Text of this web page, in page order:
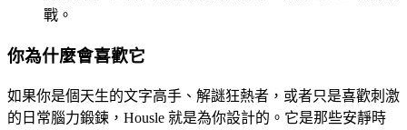
戰。
你為什麼會喜歡它
如果你是個天生的文字高手、解謎狂熱者，或者只是喜歡刺激
的日常腦力鍛鍊，Housle 就是為你設計的。它是那些安靜時